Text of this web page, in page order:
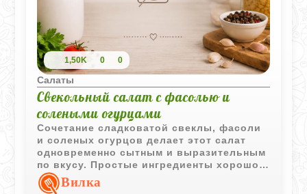
1,50K 0 0
Салаты
Свекольный салат с фасолью и
солеными огурцами
Сочетание сладковатой свеклы, фасоли
и соленых огурцов делает этот салат
одновременно сытным и выразительным
по вкусу. Простые ингредиенты хорошо
дополняют друг друга и подходят для
повседневного меню.
Вилка